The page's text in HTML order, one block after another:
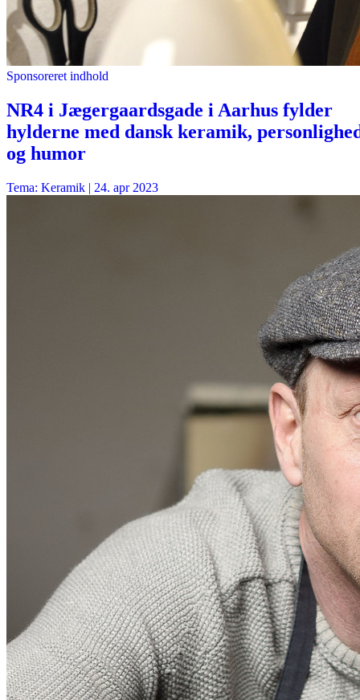
Sponsoreret indhold
NR4 i Jægergaardsgade i Aarhus fylder
hylderne med dansk keramik,
og humor
Tema: Keramik | 24. apr 2023